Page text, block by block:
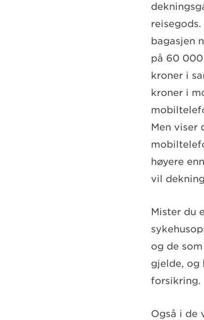
bagasjen
på 60
kroner i
kroner i
Men viser
høyere
vil
Mister du
og de
gjelde, og
forsikring.
Også i de